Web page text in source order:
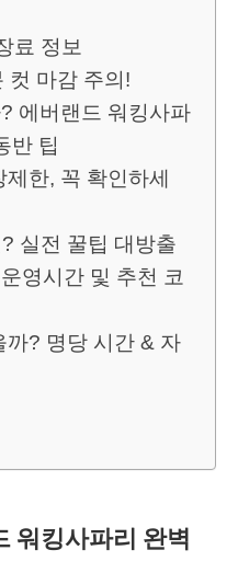
료 정보
컷 마감 주의!
에버랜드 워킹사파
반 팁
제한, 꼭 확인하세
실전 꿀팁 대방출
영시간 및 추천 코
까? 명당 시간 & 자
워킹사파리 완벽